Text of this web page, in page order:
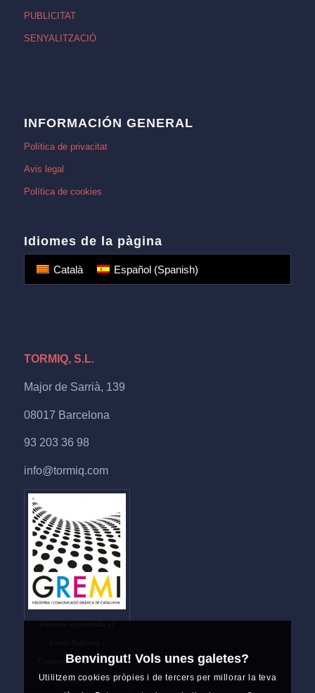
PUBLICITAT
SENYALITZACIÓ
INFORMACIÓN GENERAL
Política de privacitat
Avis legal
Política de cookies
Idiomes de la pàgina
Català Español(Spanish)
TORMIQ, S.L.
Major de Sarrià, 139
08017 Barcelona
93 203 36 98
info@tormiq.com
Empresa agremiada al
Comunicació Gràfica de
Catalunya
Benvingut! Vols unes galetes?
Utilitzem cookies pròpies i de tercers per millorar la teva